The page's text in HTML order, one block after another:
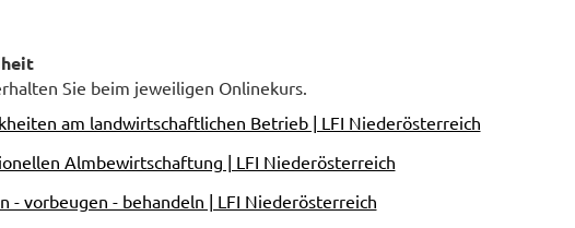
Sie beim jeweiligen Onlinekurs.
am landwirtschaftlichen Betrieb | LFI Niederösterreich
Almbewirtschaftung | LFI Niederösterreich
- vorbeugen - behandeln | LFI Niederösterreich